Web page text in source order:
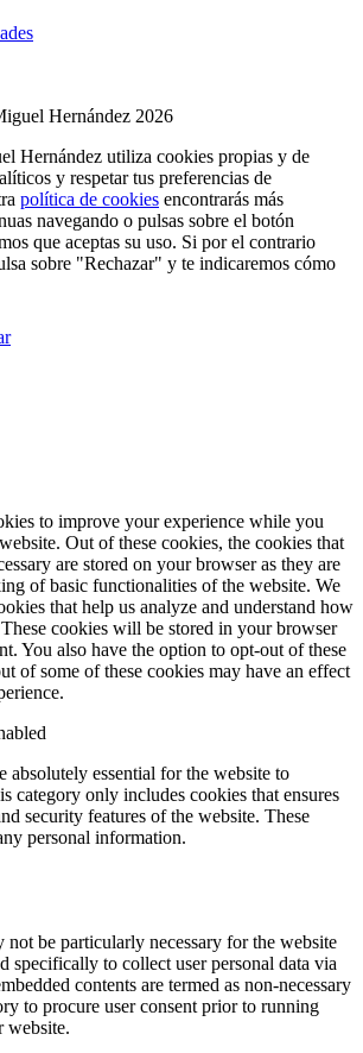
Hernández 2026
Hernández utiliza cookies propias y de
y respetar tus preferencias de
política de cookies encontrarás más
navegando o pulsas sobre el botón
que aceptas su uso. Si por el contrario
sobre "Rechazar" y te indicaremos cómo
to improve your experience while you
Out of these cookies, the cookies that
are stored on your browser as they are
of basic functionalities of the website. We
that help us analyze and understand how
cookies will be stored in your browser
You also have the option to opt-out of these
of some of these cookies may have an effect
absolutely essential for the website to
category only includes cookies that ensures
security features of the website. These
personal information.
not be particularly necessary for the website
specifically to collect user personal data via
contents are termed as non-necessary
to procure user consent prior to running
website.